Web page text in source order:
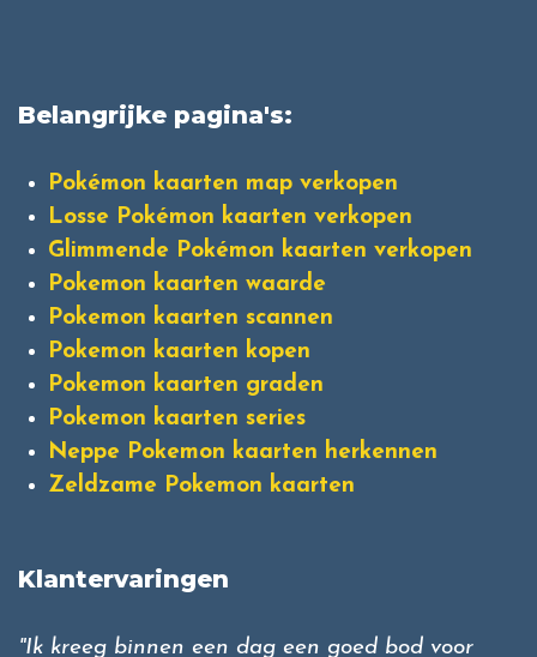
Belangrijke pagina's:
Pokémon kaarten map verkopen
Losse Pokémon kaarten verkopen
Glimmende Pokémon kaarten verkopen
Pokemon kaarten waarde
Pokemon kaarten scannen
Pokemon kaarten kopen
Pokemon kaarten graden
Pokemon kaarten series
Neppe Pokemon kaarten herkennen
Zeldzame Pokemon kaarten
Klantervaringen
"Ik kreeg binnen een dag een goed bod voor